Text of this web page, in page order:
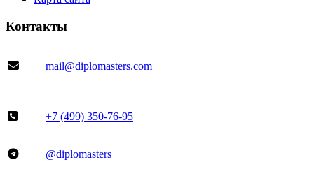
Контакты
mail@diplomasters.com
+7 (499) 350-76-95
@diplomasters